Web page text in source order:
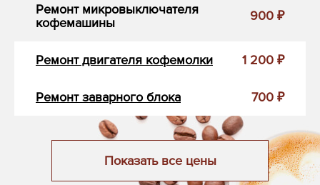
Ремонт микровыключателя
кофемашины
900 ₽
Ремонт двигателя кофемолки 1 200 ₽
Ремонт заварного блока 700 ₽
Показать все цены